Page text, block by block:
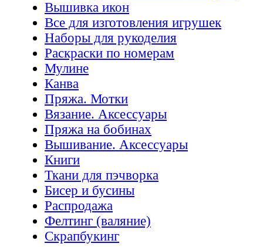
Вышивка икон
Все для изготовления игрушек
Наборы для рукоделия
Раскраски по номерам
Мулине
Канва
Пряжа. Мотки
Вязание. Аксессуары
Пряжа на бобинах
Вышивание. Аксессуары
Книги
Ткани для пэчворка
Бисер и бусины
Распродажа
Фелтинг (валяние)
Скрапбукинг